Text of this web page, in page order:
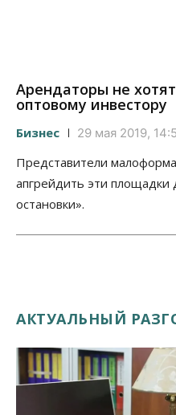
Арендаторы не
оптовому инвестору
Бизнес 29 мая 2019,
Представители
апгрейдить эти
остановки».
АКТУАЛЬНЫЙ